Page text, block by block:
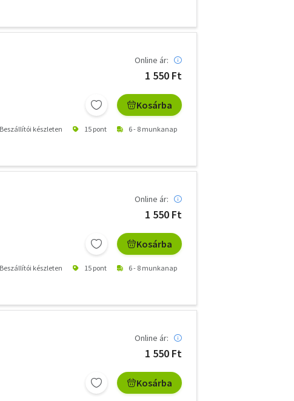
Online ár:
1 550 Ft
Kosárba
Beszállítói készleten 15 pont 6 - 8 munkanap
Online ár:
1 550 Ft
Kosárba
Beszállítói készleten 15 pont 6 - 8 munkanap
Online ár:
1 550 Ft
Kosárba